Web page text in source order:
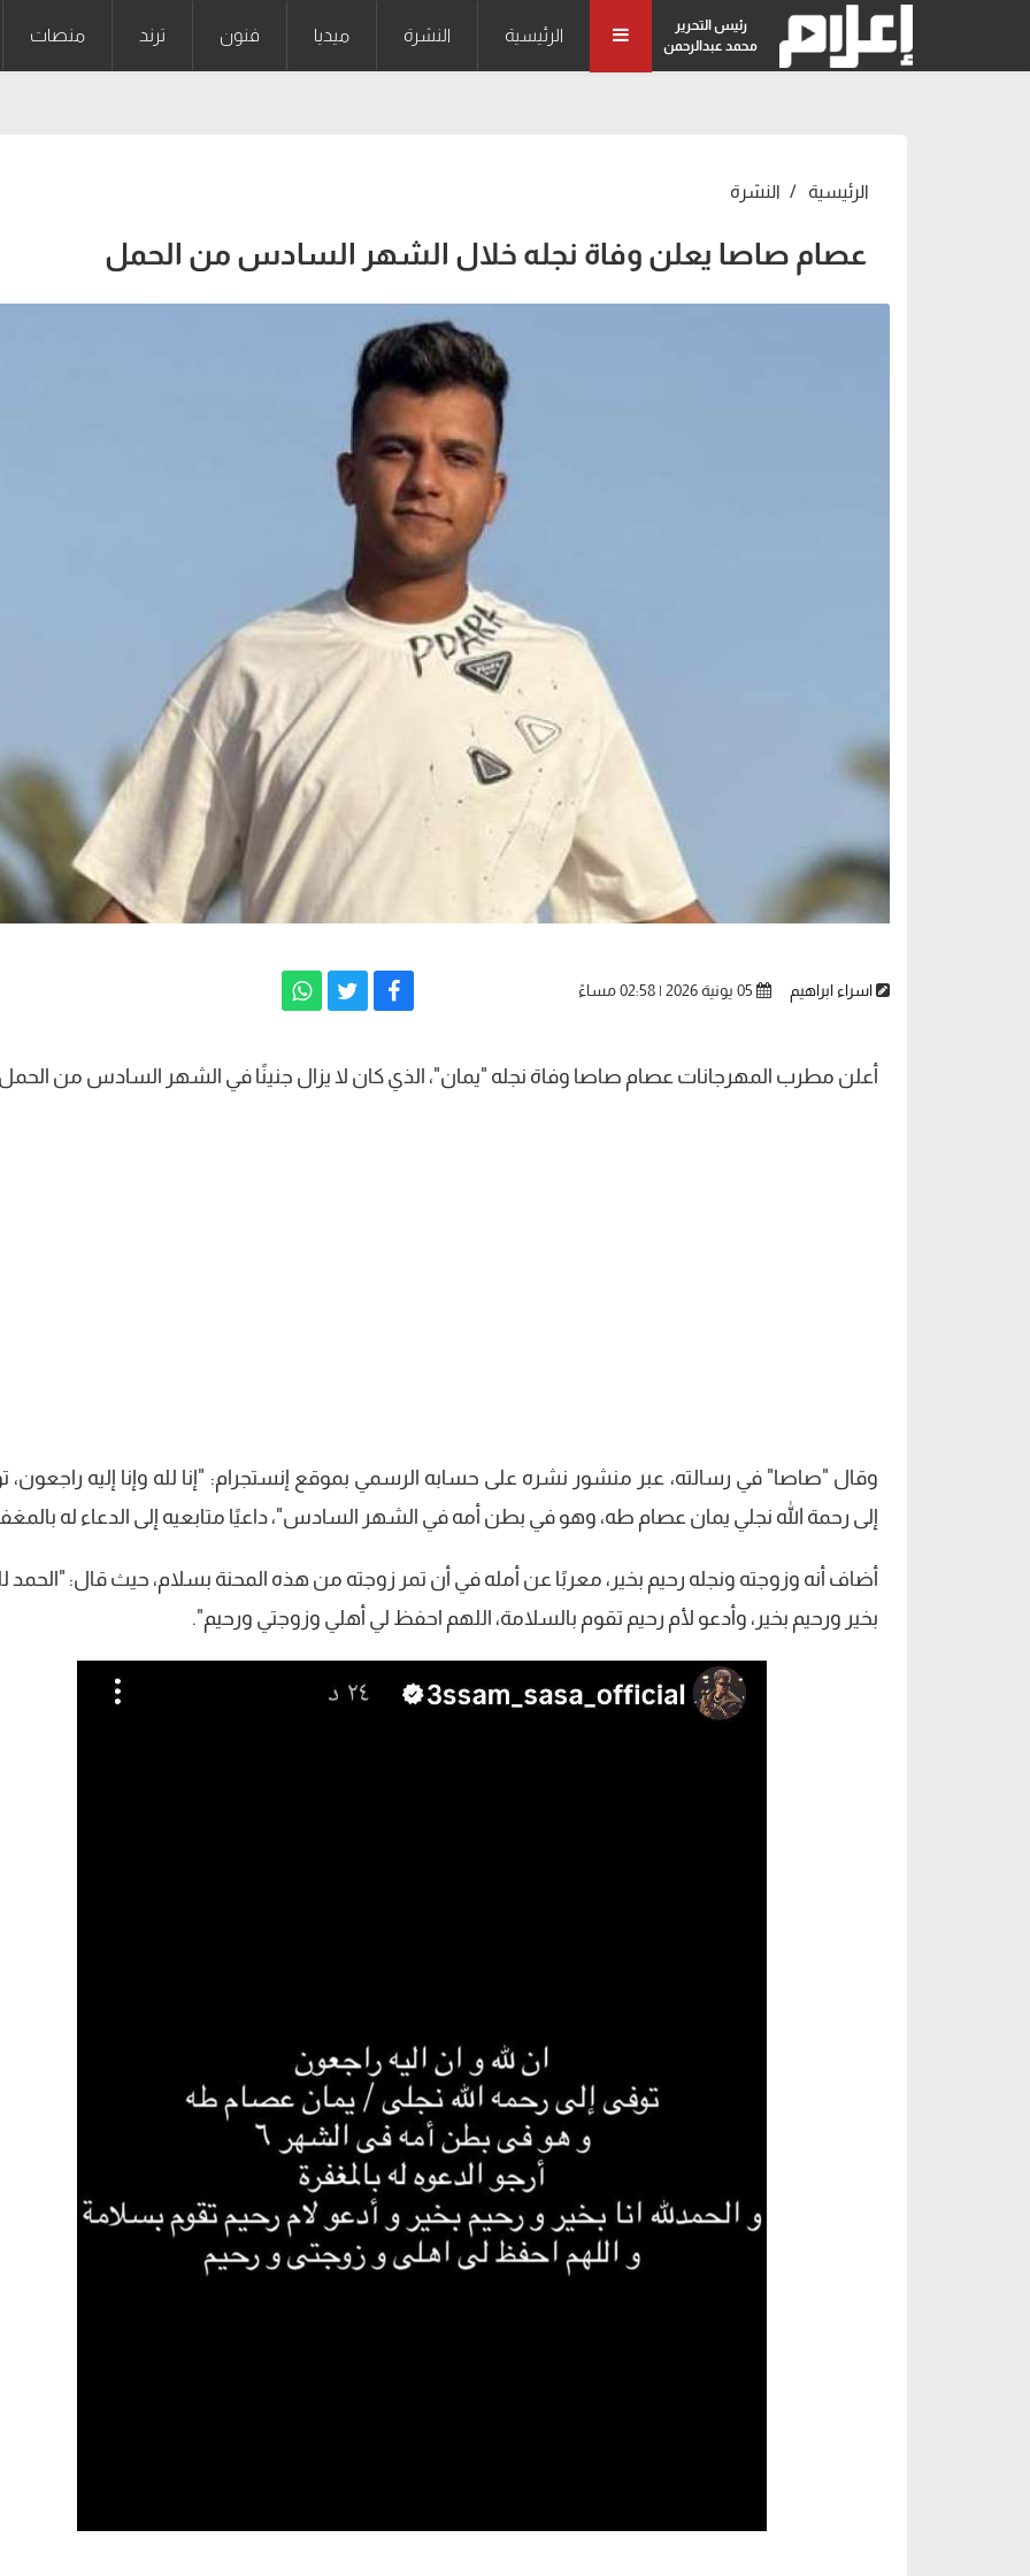
رئيس التحرير
محمد عبدالرحمن
الرئيسية النشرة ميديا فنون ترند منصات
الرئيسية النشرة
عصام صاصا يعلن وفاة نجله خلال الشهر السادس من الحمل
اسراء ابراهيم
أعلن مطرب المهرجانات عصام صاصا وفاة نجله "يمان"، الذي كان لا يزال جنينًا في الشهر السادس من
وقال "صاصا" في رسالته، عبر منشور نشره على حسابه الرسمي بموقع إنستجرام: "إنا لله وإنا إليه راجعون،
إلى رحمة الله نجلي يمان عصام طه، وهو في بطن أمه في الشهر السادس"، داعيًا متابعيه إلى الدعاء له
أضاف أنه وزوجته ونجله رحيم بخير، معربًا عن أمله في أن تمر زوجته من هذه المحنة بسلام، حيث قال: "الحمد
بخير ورحيم بخير، وأدعو لأم رحيم تقوم بالسلامة، اللهم احفظ لي أهلي وزوجتي ورحيم".